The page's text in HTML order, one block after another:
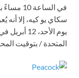
في
سكاي يو كيه، إلا أنه
المتحدة / بتوقيت